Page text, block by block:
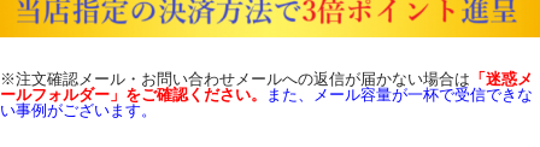
※注文確認メール・お問い合わせメールへの返信が届かない場合は 「迷惑メ
ールフォルダー」をご確認ください。
また、メール容量が一杯で受信できな
い事例がございます。